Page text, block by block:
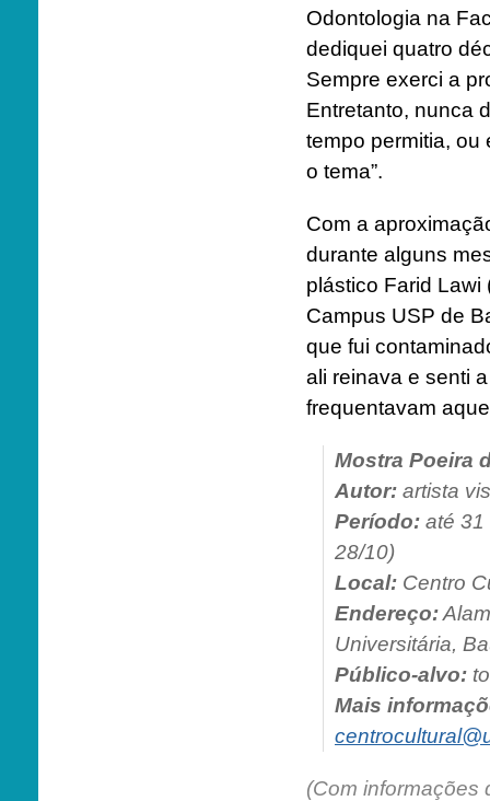
Odontologia na
dediquei quatro
Sempre exerci a
Entretanto, nunca
tempo permitia, ou
o tema”.
Com a
durante alguns
plástico Farid Lawi
Campus USP de
que fui
ali reinava e senti
frequentavam
Mostra Poeira
Autor: artista
Período: até 31
28/10)
Local: Centro
Endereço:
Universitária,
Público-alvo:
Mais
(Com informações